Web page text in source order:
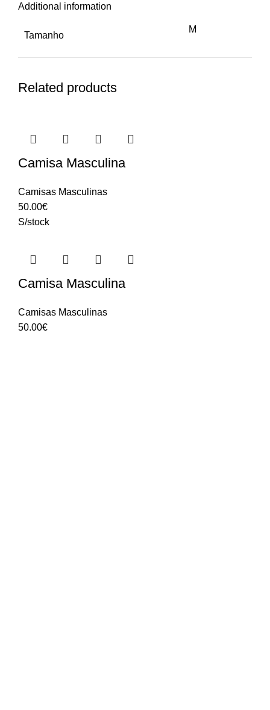
Additional information
Tamanho
M
Related products
Camisa Masculina
Camisas Masculinas
50.00€
S/stock
Camisa Masculina
Camisas Masculinas
50.00€